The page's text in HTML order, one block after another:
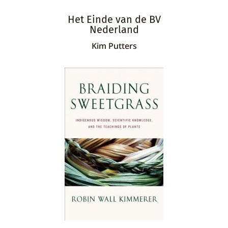
Het Einde van de BV
Nederland
Kim Putters